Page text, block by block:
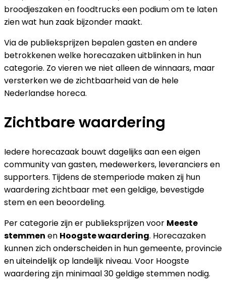
broodjeszaken en foodtrucks een podium om te laten
zien wat hun zaak bijzonder maakt.
Via de publieksprijzen bepalen gasten en andere
betrokkenen welke horecazaken uitblinken in hun
categorie. Zo vieren we niet alleen de winnaars, maar
versterken we de zichtbaarheid van de hele
Nederlandse horeca.
Zichtbare waardering
Iedere horecazaak bouwt dagelijks aan een eigen
community van gasten, medewerkers, leveranciers en
supporters. Tijdens de stemperiode maken zij hun
waardering zichtbaar met een geldige, bevestigde
stem en een beoordeling.
Per categorie zijn er publieksprijzen voor Meeste
stemmen en Hoogste waardering. Horecazaken
kunnen zich onderscheiden in hun gemeente, provincie
en uiteindelijk op landelijk niveau. Voor Hoogste
waardering zijn minimaal 30 geldige stemmen nodig.